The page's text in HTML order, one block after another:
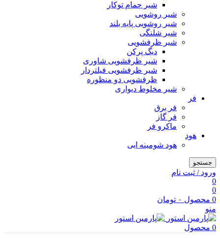
شیر حمام توکار
شیر روشویی
شیر روشویی پایه بلند
شیر شلنگی
شیر ظرفشویی
دیگ پرکن
شیر ظرفشویی شاوری
شیر ظرفشویی فیلتردار
ظرفشویی دو منظوره
شیر مخلوط دیواری
فر
فر برق
فر گاز
ماكرو فر
هود
هود شومینه ایی
جستجو
ورود / ثبت نام
0
0
0 محصول ۰ تومان
منو
0 محصول